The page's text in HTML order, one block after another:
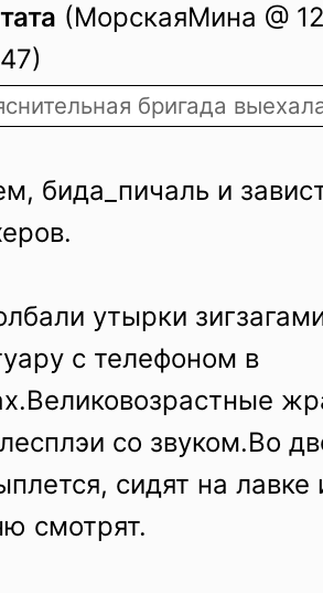
(МорскаяМина @
бригада
бида_пичаль и
утырки
с телефоном в
со звуком.Во
сидят на
смотрят.